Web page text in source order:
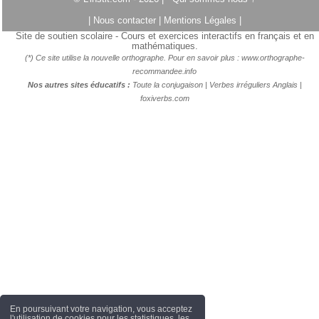
En poursuivant votre navigation, vous acceptez
Nous contacter Mentions Légales
Site de soutien scolaire - Cours et exercices interactifs en français et en
mathématiques.
(*) Ce site utilise la nouvelle orthographe. Pour en savoir plus : www.orthographe-
recommandee.info
Nos autres sites éducatifs : Toute la conjugaison| Verbes irréguliers Anglais |
foxiverbs.com